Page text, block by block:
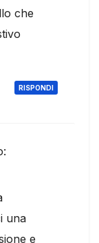
che
RISPONDI
una
e